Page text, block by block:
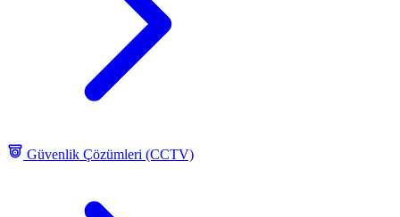
Güvenlik Çözümleri (CCTV)